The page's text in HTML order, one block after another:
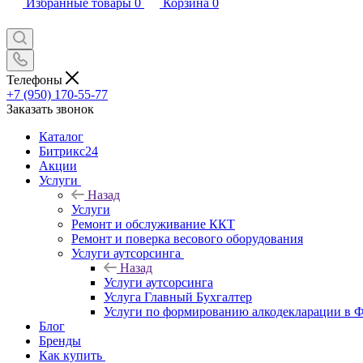
Избранные товары 0 Корзина 0
Телефоны
+7 (950) 170-55-77
Заказать звонок
Каталог
Битрикс24
Акции
Услуги
Назад
Услуги
Ремонт и обслуживание ККТ
Ремонт и поверка весового оборудования
Услуги аутсорсинга
Назад
Услуги аутсорсинга
Услуга Главный Бухгалтер
Услуги по формированию алкодекларации в
Блог
Бренды
Как купить